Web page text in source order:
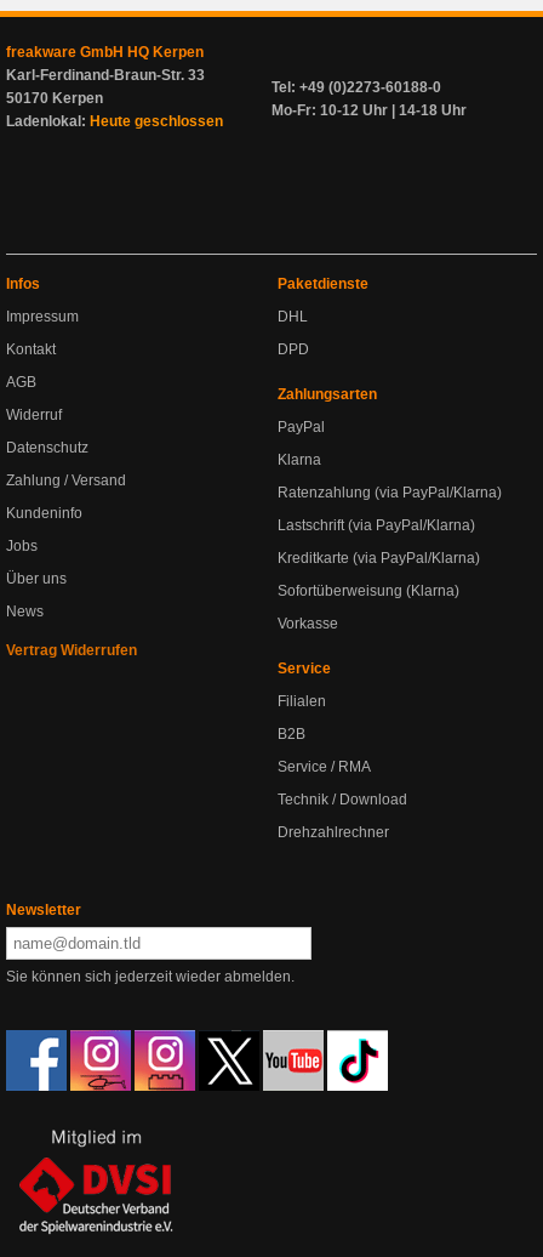
freakware GmbH HQ Kerpen
Karl-Ferdinand-Braun-Str. 33
50170 Kerpen
Ladenlokal: Heute geschlossen
Tel: +49 (0)2273-60188-0
Mo-Fr: 10-12 Uhr | 14-18 Uhr
Infos
Impressum
Kontakt
AGB
Widerruf
Datenschutz
Zahlung / Versand
Kundeninfo
Jobs
Über uns
News
Vertrag Widerrufen
Paketdienste
DHL
DPD
Zahlungsarten
PayPal
Klarna
Ratenzahlung (via PayPal/Klarna)
Lastschrift (via PayPal/Klarna)
Kreditkarte (via PayPal/Klarna)
Sofortüberweisung (Klarna)
Vorkasse
Service
Filialen
B2B
Service / RMA
Technik / Download
Drehzahlrechner
Newsletter
Sie können sich jederzeit wieder abmelden.